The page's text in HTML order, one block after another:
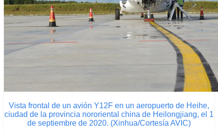
Vista frontal de un avión Y12F en un aeropuerto de Heihe,
ciudad de la provincia nororiental china de Heilongjiang, el 1
de septiembre de 2020. (Xinhua/Cortesía AVIC)